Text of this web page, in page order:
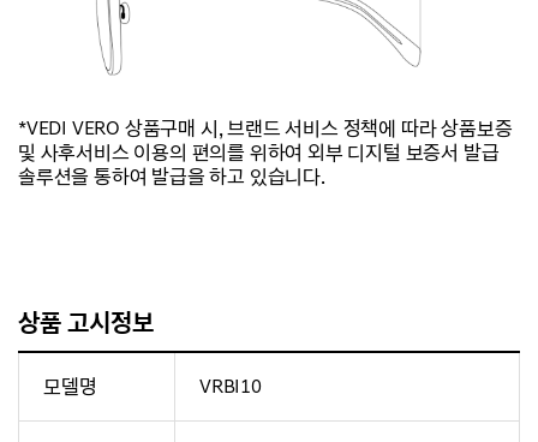
*VEDI VERO 상품구매 시, 브랜드 서비스 정책에 따라 상품보증
및 사후서비스 이용의 편의를 위하여 외부 디지털 보증서 발급
솔루션을 통하여 발급을 하고 있습니다.
상품 고시정보
모델명 VRBI10